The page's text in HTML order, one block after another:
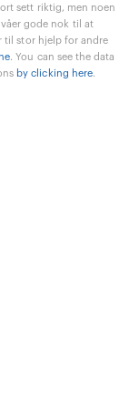
sett riktig, men noen
gode nok til at
til stor hjelp for andre
. You can see the data
by clicking here.